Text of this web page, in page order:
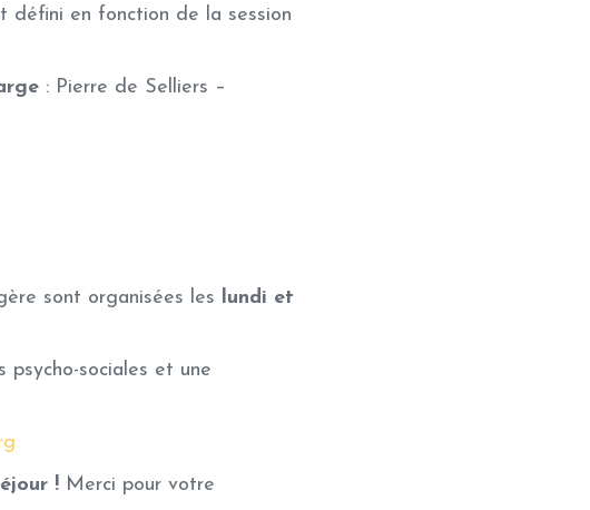
défini en fonction de la session
: Pierre de Selliers –
sont organisées les lundi et
psycho-sociales et une
! Merci pour votre